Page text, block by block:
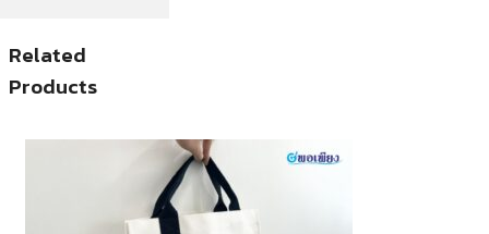
Related
Products